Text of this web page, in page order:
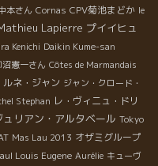
本さん Cornas CPV菊池まどか le
Lapierre プイイヒュ
Kenichi Daikin Kume-san
沼憲一さん Côtes de Marmandais
ネ・ジャン ジャン・クロード・
Stephan レ・ヴィニュ・ドリ
ュリアン・アルタベール Tokyo
Mas Lau 2013 オザミグループ
Louis Eugene Aurélie キューヴ